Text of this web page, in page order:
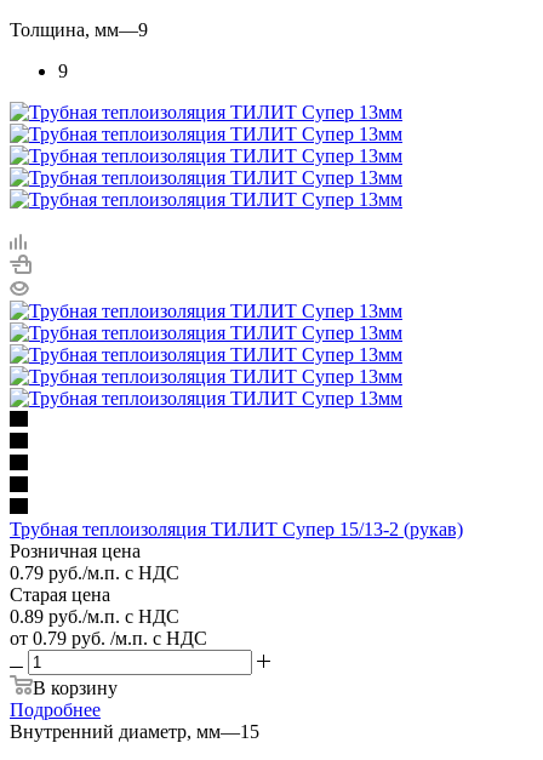
Толщина, мм—9
9
Трубная теплоизоляция ТИЛИТ Супер 15/13-2 (рукав)
Розничная цена
0.79 руб./м.п. с НДС
Старая цена
0.89 руб./м.п. с НДС
от 0.79 руб. /м.п. с НДС
В корзину
Подробнее
Внутренний диаметр, мм—15